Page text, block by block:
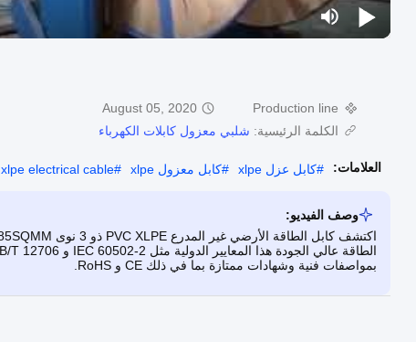
Production line
August 05, 2020
الكلمة الرئيسية: شلبي معزول كابلات الكهرباء
العلامات: #كابل عزل xlpe #كابل معزول xlpe #
xlpe electrical cable
وصف الفيديو:
بمواصفات فنية وشهادات ممتازة بما في ذلك CE و RoHS.